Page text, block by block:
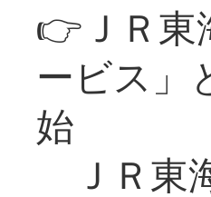
👉ＪＲ東
ービス」
始
ＪＲ東